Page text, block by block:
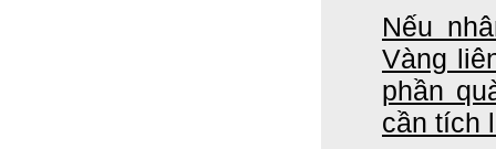
Nếu
Vàng
phần
cần tích